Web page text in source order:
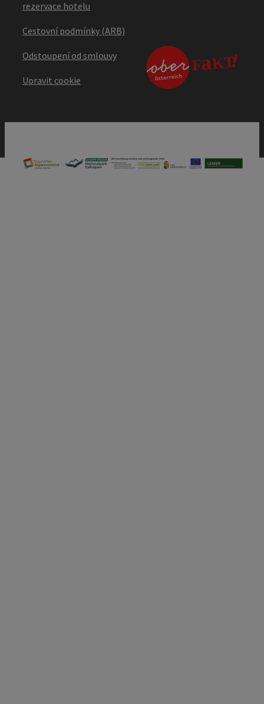
rezervace hotelu
Cestovní podmínky (ARB)
Odstoupení od smlouvy
Upravit cookie